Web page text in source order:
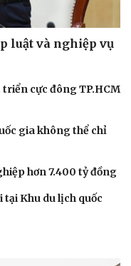
luật và nghiệp vụ
cực đông TP.HCM
gia không thể chỉ
hơn 7.400 tỷ đồng
tại Khu du lịch quốc